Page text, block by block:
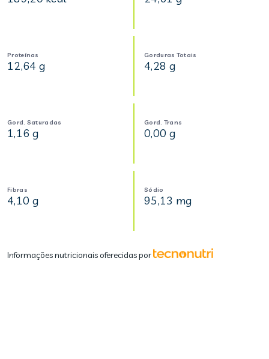
Proteínas
12,64 g
Gorduras Totais
4,28 g
Gord. Saturadas
1,16 g
Gord. Trans
0,00 g
Fibras
4,10 g
Sódio
95,13 mg
Informações nutricionais oferecidas por